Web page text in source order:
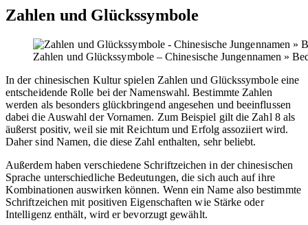
Zahlen und Glückssymbole
Zahlen und Glückssymbole – Chinesische Jungennamen »
In der chinesischen Kultur spielen Zahlen und Glückssymbole eine
entscheidende Rolle bei der Namenswahl. Bestimmte Zahlen
werden als besonders glückbringend angesehen und beeinflussen
dabei die Auswahl der Vornamen. Zum Beispiel gilt die Zahl 8 als
äußerst positiv, weil sie mit Reichtum und Erfolg assoziiert wird.
Daher sind Namen, die diese Zahl enthalten, sehr beliebt.
Außerdem haben verschiedene Schriftzeichen in der chinesischen
Sprache unterschiedliche Bedeutungen, die sich auch auf ihre
Kombinationen auswirken können. Wenn ein Name also bestimmte
Schriftzeichen mit positiven Eigenschaften wie Stärke oder
Intelligenz enthält, wird er bevorzugt gewählt.